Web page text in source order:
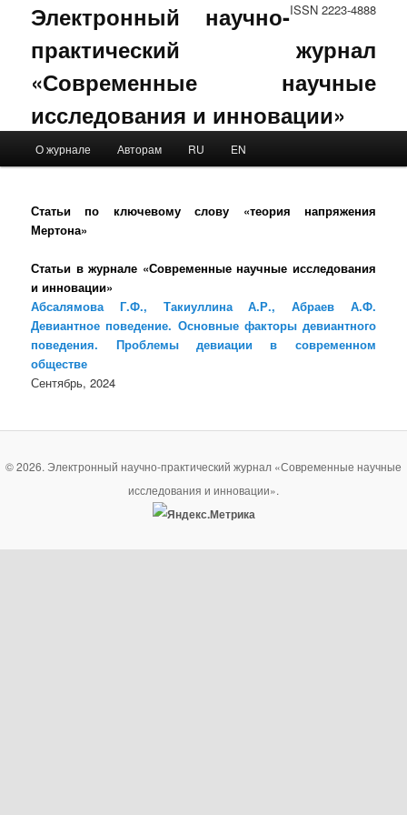
ISSN 2223-4888
Электронный научно-
практический журнал
«Современные научные
исследования и инновации»
Skip to primary content
Skip to secondary content
О журнале Авторам RU EN
Статьи по ключевому слову «теория напряжения
Мертона»
Статьи в журнале «Современные научные исследования
и инновации»
Абсалямова Г.Ф., Такиуллина А.Р., Абраев А.Ф.
Девиантное поведение. Основные факторы девиантного
поведения. Проблемы девиации в современном
обществе
Сентябрь, 2024
© 2026. Электронный научно-практический журнал «Современные научные
исследования и инновации».